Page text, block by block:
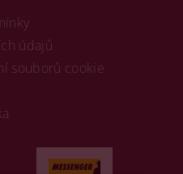
údajů
souborů cookie